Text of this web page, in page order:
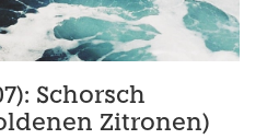
Schorsch
Zitronen)